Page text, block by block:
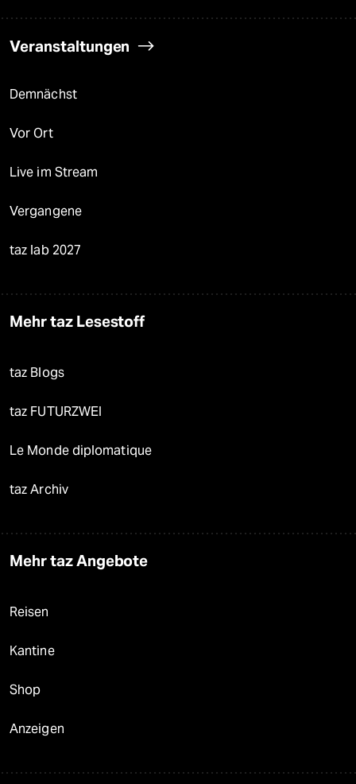
Veranstaltungen
Demnächst
Vor Ort
Live im Stream
Vergangene
taz lab 2027
Mehr taz Lesestoff
taz Blogs
taz FUTURZWEI
Le Monde diplomatique
taz Archiv
Mehr taz Angebote
Reisen
Kantine
Shop
Anzeigen